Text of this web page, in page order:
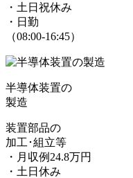
・土日祝休み
・日勤
（08:00-16:45）
半導体装置の
製造
装置部品の
加工･組立等
・月収例24.8万円
・土日休み